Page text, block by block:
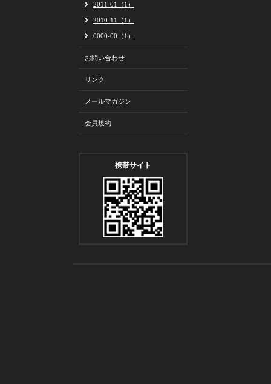
2011-01（1）
2010-11（1）
0000-00（1）
お問い合わせ
リンク
メールマガジン
会員規約
携帯サイト